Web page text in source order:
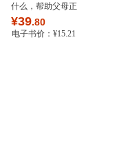
什么，帮助父母正
¥39.80
电子书价： ¥15.21